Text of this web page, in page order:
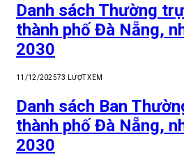
Danh sách Thường
thành phố Đà Nẵng,
2030
11/12/202573 LƯỢT XEM
Danh sách Ban
thành phố Đà Nẵng,
2030